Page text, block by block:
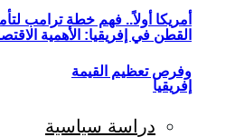
أمريكا أولاً.. فهم خطة ترامب
إفريقيا
القطن في إفريقيا: الأهمية
وفرص تعظيم القيمة
دراسة سياسية